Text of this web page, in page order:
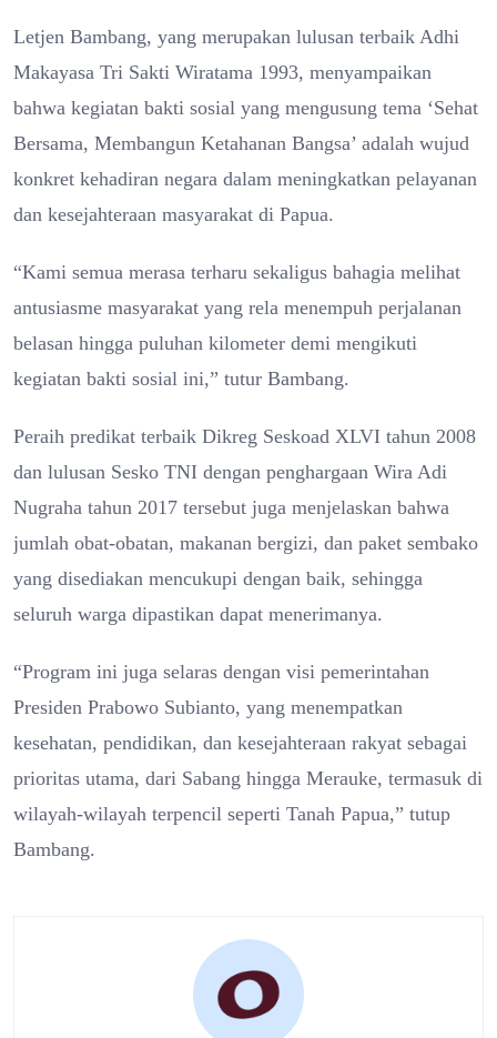
Letjen Bambang, yang merupakan lulusan terbaik Adhi
Makayasa Tri Sakti Wiratama 1993, menyampaikan
bahwa kegiatan bakti sosial yang mengusung tema ‘Sehat
Bersama, Membangun Ketahanan Bangsa’ adalah wujud
konkret kehadiran negara dalam meningkatkan pelayanan
dan kesejahteraan masyarakat di Papua.
“Kami semua merasa terharu sekaligus bahagia melihat
antusiasme masyarakat yang rela menempuh perjalanan
belasan hingga puluhan kilometer demi mengikuti
kegiatan bakti sosial ini,” tutur Bambang.
Peraih predikat terbaik Dikreg Seskoad XLVI tahun 2008
dan lulusan Sesko TNI dengan penghargaan Wira Adi
Nugraha tahun 2017 tersebut juga menjelaskan bahwa
jumlah obat-obatan, makanan bergizi, dan paket sembako
yang disediakan mencukupi dengan baik, sehingga
seluruh warga dipastikan dapat menerimanya.
“Program ini juga selaras dengan visi pemerintahan
Presiden Prabowo Subianto, yang menempatkan
kesehatan, pendidikan, dan kesejahteraan rakyat sebagai
prioritas utama, dari Sabang hingga Merauke, termasuk di
wilayah-wilayah terpencil seperti Tanah Papua,” tutup
Bambang.